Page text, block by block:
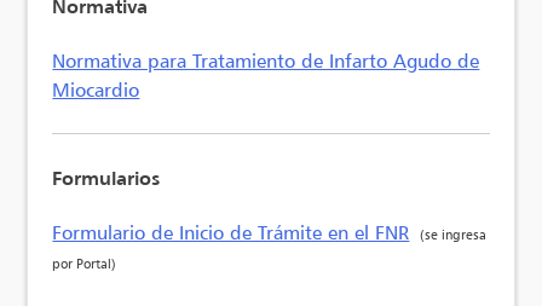
Normativa
Normativa para Tratamiento de Infarto Agudo de
Miocardio
Formularios
Formulario de Inicio de Trámite en el FNR
(se ingresa
por Portal)